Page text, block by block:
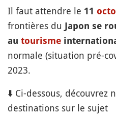
Il faut attendre le 11
frontières du Japon se
au tourisme
normale (situation pré-
2023.
⬇️ Ci-dessous, découvrez
destinations sur le sujet